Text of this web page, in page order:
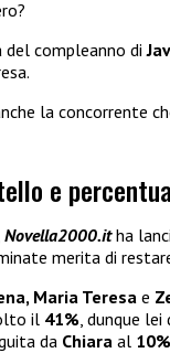
del compleanno di
la concorrente
e
Novella2000.itha
merita di
Maria Teresa e
il 41% , dunque
da Chiara al